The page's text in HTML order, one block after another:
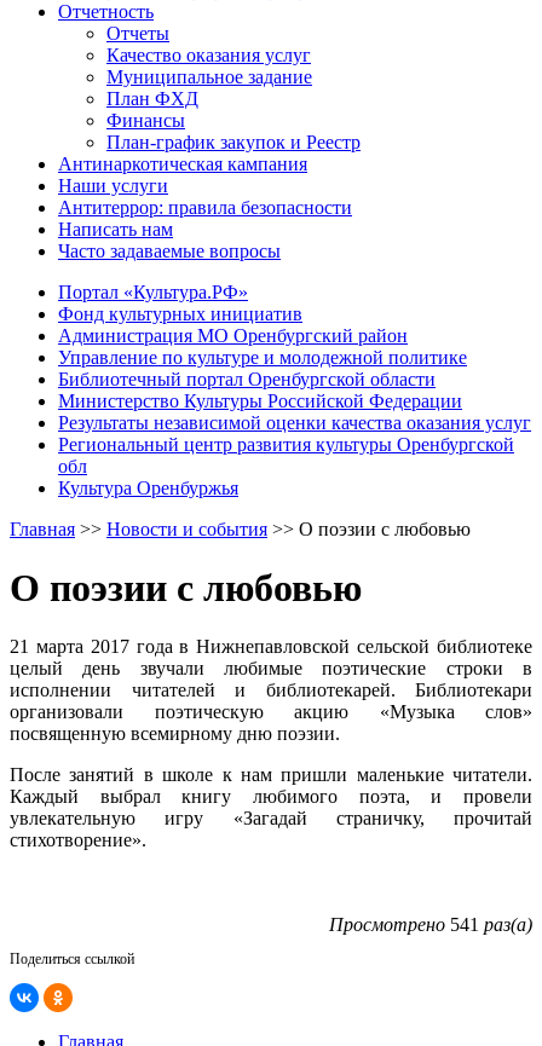
Отчетность
Отчеты
Качество оказания услуг
Муниципальное задание
План ФХД
Финансы
План-график закупок и Реестр
Антинаркотическая кампания
Наши услуги
Антитеррор: правила безопасности
Написать нам
Часто задаваемые вопросы
Портал «Культура.РФ»
Фонд культурных инициатив
Администрация МО Оренбургский район
Управление по культуре и молодежной политике
Библиотечный портал Оренбургской области
Министерство Культуры Российской Федерации
Результаты независимой оценки качества оказания услуг
Региональный центр развития культуры Оренбургской
обл
Культура Оренбуржья
Главная >> Новости и события >> О поэзии с любовью
О поэзии с любовью
21 марта 2017 года в Нижнепавловской сельской библиотеке
целый день звучали любимые поэтические строки в
исполнении читателей и библиотекарей. Библиотекари
организовали поэтическую акцию «Музыка слов»
посвященную всемирному дню поэзии.
После занятий в школе к нам пришли маленькие читатели.
Каждый выбрал книгу любимого поэта, и провели
увлекательную игру «Загадай страничку, прочитай
стихотворение».
Просмотрено 541 раз(а)
Поделиться ссылкой